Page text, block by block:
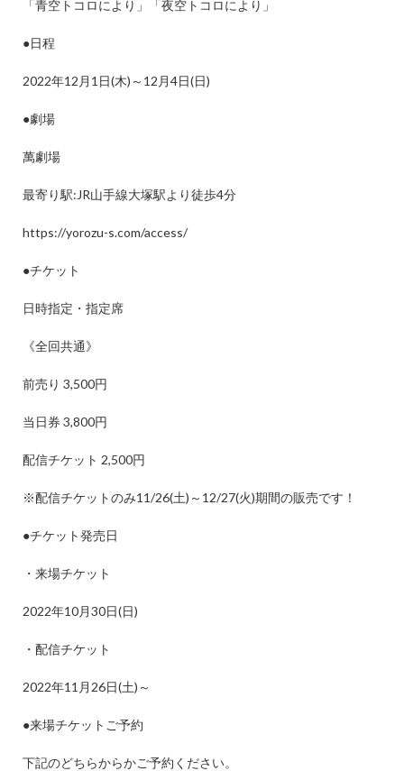
「青空トコロにより」「夜空トコロにより」
●日程
2022年12 月 1 日(木) ～ 12 月4日(日)
●劇場
萬劇場
最寄り駅:JR山手線大塚駅より徒歩4分
https://yorozu-s.com/access/
●チケット
日時指定・指定席
《全回共通》
前売り 3,500円
当日券 3,800円
配信チケット 2,500円
※配信チケットのみ11/26(土) ～ 12/27(火)期間の販売です！
●チケット発売日
・来場チケット
2022年10月30日(日)
・配信チケット
2022年11 月 26日(土) ～
●来場チケットご予約
下記のどちらからかご予約ください。